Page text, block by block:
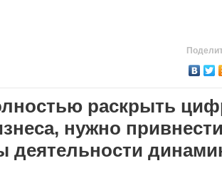
раскрыть
нужно
деятельности